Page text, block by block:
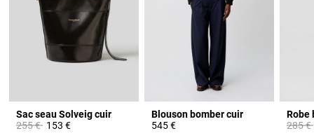
Sac seau Solveig cuir
Prix réduit à partir de
255 €à153 €
Blouson bomber cuir
545 €
Prix
285 €